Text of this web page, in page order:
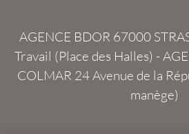
AGENCE BDOR 67000
Travail (Place des Halles) -
COLMAR 24 Avenue de la
manège)